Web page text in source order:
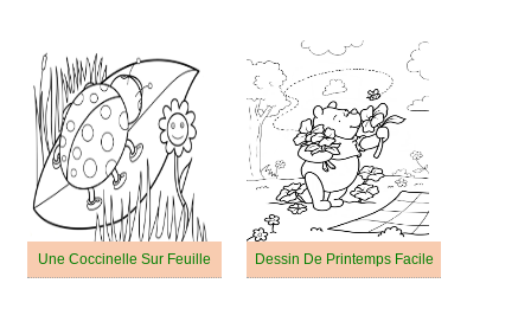
Une Coccinelle Sur Feuille Dessin De Printemps Facile